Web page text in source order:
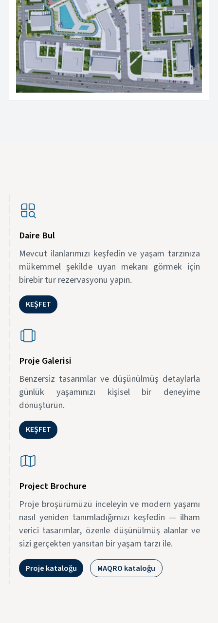
Daire Bul
Mevcut ilanlarımızı keşfedin ve yaşam tarzınıza
mükemmel şekilde uyan mekanı görmek için
birebir tur rezervasyonu yapın.
KEŞFET
Proje Galerisi
Benzersiz tasarımlar ve düşünülmüş detaylarla
günlük yaşamınızı kişisel bir deneyime
dönüştürün.
KEŞFET
Project Brochure
Proje broşürümüzü inceleyin ve modern yaşamı
nasıl yeniden tanımladığımızı keşfedin — ilham
verici tasarımlar, özenle düşünülmüş alanlar ve
sizi gerçekten yansıtan bir yaşam tarzı ile.
Proje kataloğu MAQRO kataloğu